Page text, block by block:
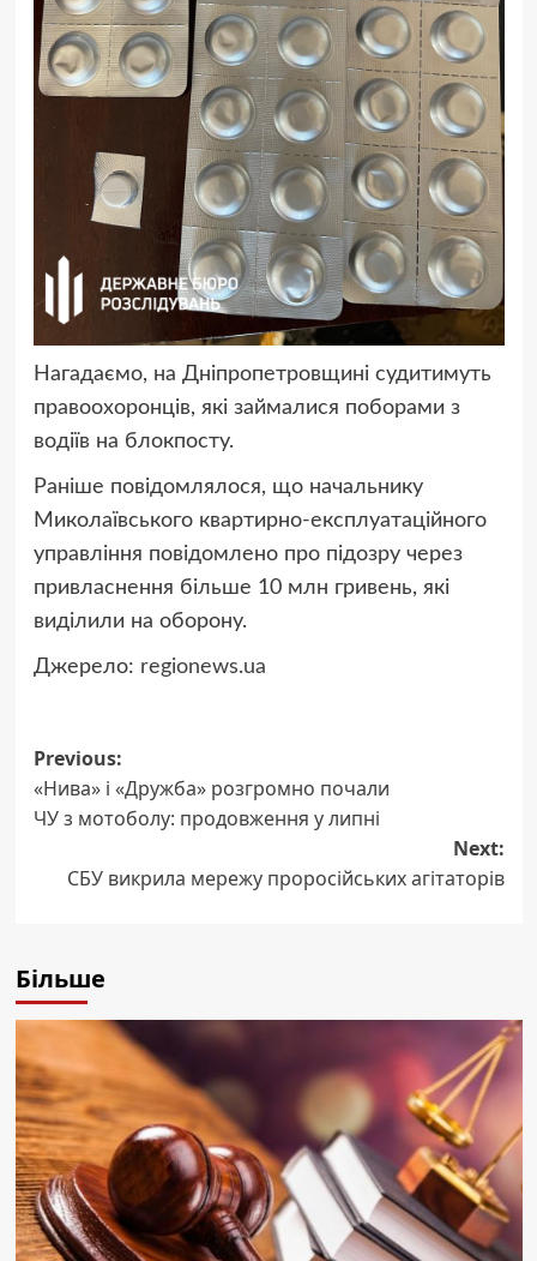
Нагадаємо, на Дніпропетровщині судитимуть
правоохоронців, які займалися поборами з
водіїв на блокпосту.
Раніше повідомлялося, що начальнику
Миколаївського квартирно-експлуатаційного
управління повідомлено про підозру через
привласнення більше 10 млн гривень, які
виділили на оборону.
Джерело: regionews.ua
Post
navigation
Previous:
«Нива» і «Дружба» розгромно почали
ЧУ з мотоболу: продовження у липні
Next:
СБУ викрила мережу проросійських агітаторів
Більше